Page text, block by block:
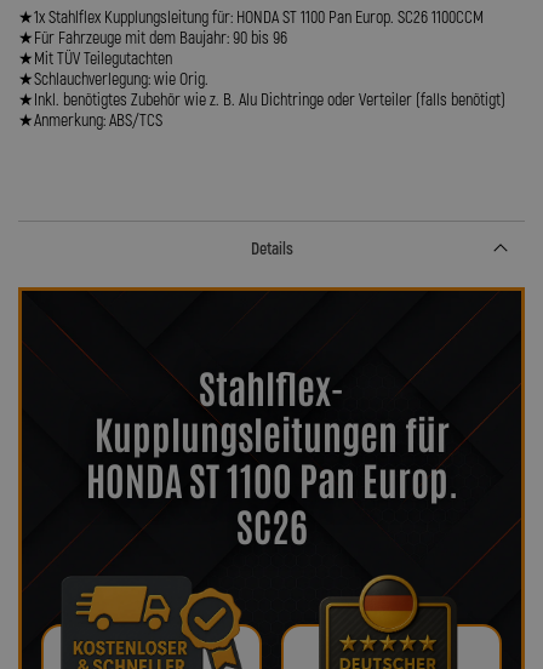
★1x Stahlflex Kupplungsleitung für: HONDA ST 1100 Pan Europ. SC26 1100CCM
★Für Fahrzeuge mit dem Baujahr: 90 bis 96
★Mit TÜV Teilegutachten
★Schlauchverlegung: wie Orig.
★Inkl. benötigtes Zubehör wie z. B. Alu Dichtringe oder Verteiler (falls benötigt)
★Anmerkung: ABS/TCS
Details
Stahlflex-
Kupplungsleitungen für
HONDA ST 1100 Pan Europ.
SC26